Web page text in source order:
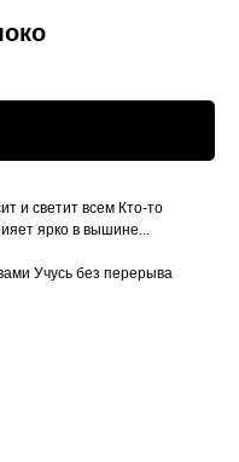
и светит всем Кто-то
ярко в вышине...
Учусь без перерыва